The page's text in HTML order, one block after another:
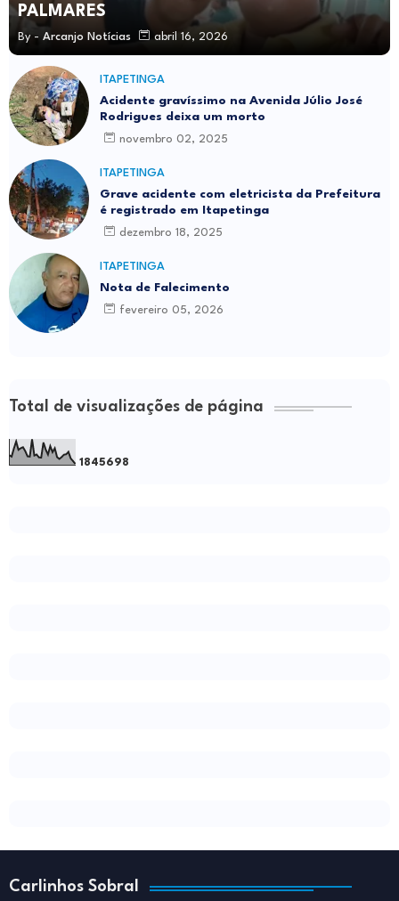
PALMARES
By - Arcanjo Notícias abril 16, 2026
ITAPETINGA
Acidente gravíssimo na Avenida Júlio José
Rodrigues deixa um morto
novembro 02, 2025
ITAPETINGA
Grave acidente com eletricista da Prefeitura
é registrado em Itapetinga
dezembro 18, 2025
ITAPETINGA
Nota de Falecimento
fevereiro 05, 2026
Total de visualizações de página
1 845698
Carlinhos Sobral